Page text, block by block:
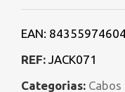
EAN:
REF: JACK071
Categorias: